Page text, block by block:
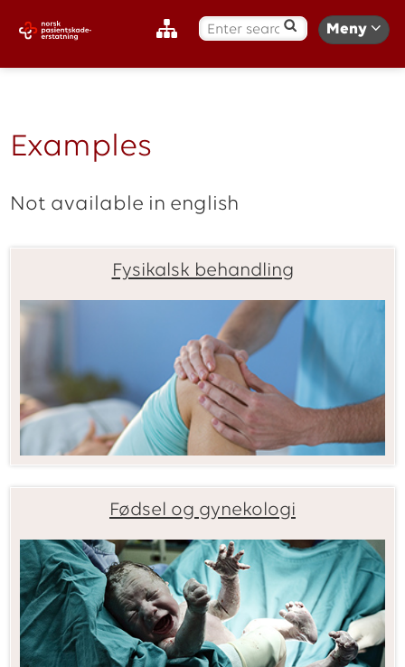
S
k
Meny
Examples
Not available in english
Fysikalsk behandling
Fødsel og gynekologi